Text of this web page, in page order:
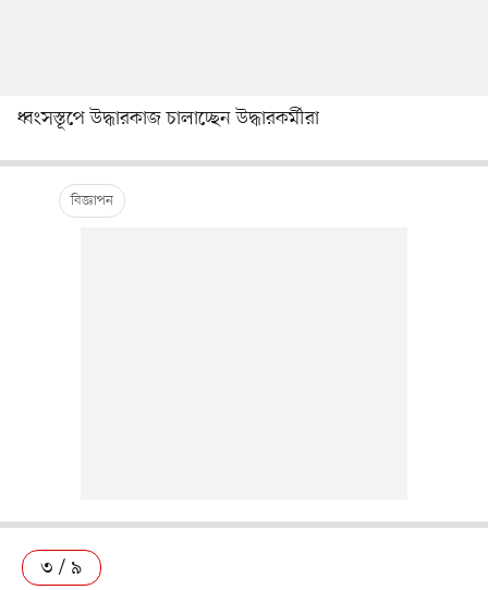
ধ্বংসস্তূপে উদ্ধারকাজ চালাচ্ছেন উদ্ধারকর্মীরা
৩ / ৯